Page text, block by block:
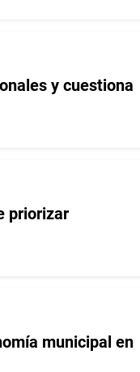
y cuestiona
priorizar
municipal en